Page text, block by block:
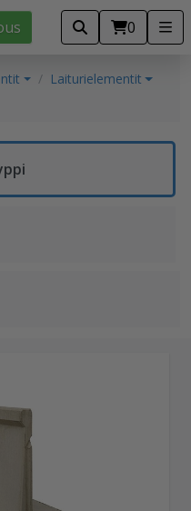
0
Laiturielementit